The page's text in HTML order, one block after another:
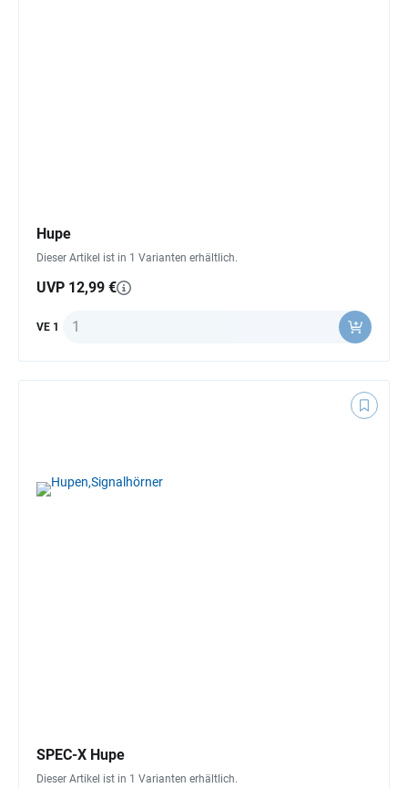
Hupe
Dieser Artikel ist in 1 Varianten erhältlich.
UVP 12,99 €
VE 1 Anzahl
SPEC-X Hupe
Dieser Artikel ist in 1 Varianten erhältlich.